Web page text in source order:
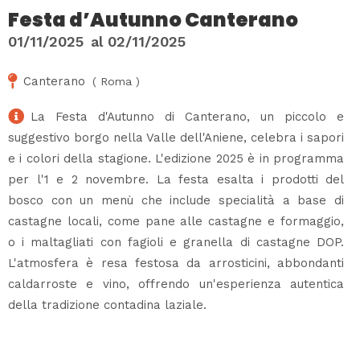
Festa d’Autunno Canterano
01/11/2025 al 02/11/2025
Canterano ( Roma )
La Festa d'Autunno di Canterano, un piccolo e
suggestivo borgo nella Valle dell'Aniene, celebra i sapori
e i colori della stagione. L'edizione 2025 è in programma
per l'1 e 2 novembre. La festa esalta i prodotti del
bosco con un menù che include specialità a base di
castagne locali, come pane alle castagne e formaggio,
o i maltagliati con fagioli e granella di castagne DOP.
L'atmosfera è resa festosa da arrosticini, abbondanti
caldarroste e vino, offrendo un'esperienza autentica
della tradizione contadina laziale.